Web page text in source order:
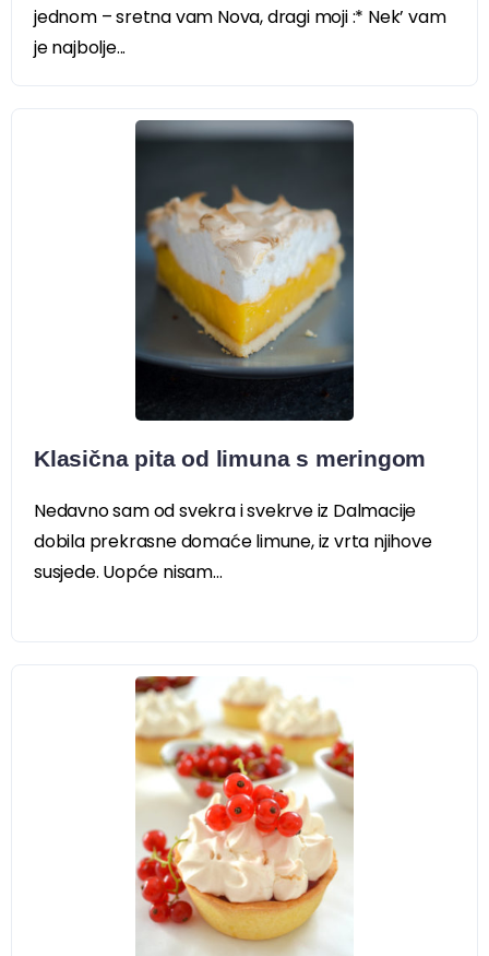
jednom – sretna vam Nova, dragi moji :* Nek’ vam
je najbolje...
Klasična pita od limuna s meringom
Nedavno sam od svekra i svekrve iz Dalmacije
dobila prekrasne domaće limune, iz vrta njihove
susjede. Uopće nisam...